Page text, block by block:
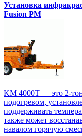
Установка
Fusion PM
KM 4000T — это 2-
подогревом,
поддерживать
также может
навалом горячую